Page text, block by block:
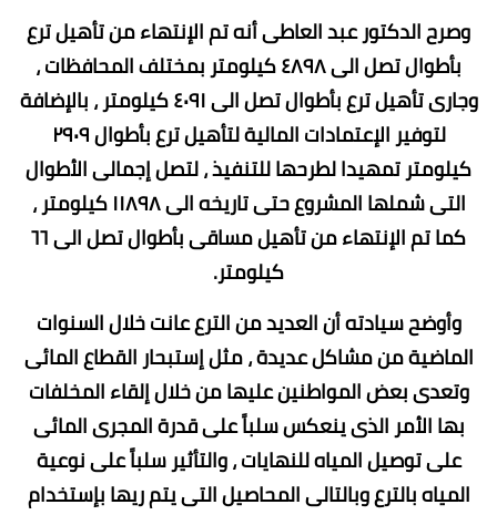
وصرح الدكتور عبد العاطى أنه تم الإنتهاء من تأهيل ترع
بأطوال تصل الى ٤٨٩٨ كيلومتر بمختلف المحافظات ،
وجارى تأهيل ترع بأطوال تصل الى ٤٠٩١ كيلومتر ، بالإضافة
لتوفير الإعتمادات المالية لتأهيل ترع بأطوال ٢٩٠٩
كيلومتر تمهيدا لطرحها للتنفيذ ، لتصل إجمالى الأطوال
التى شملها المشروع حتى تاريخه الى ١١٨٩٨ كيلومتر ،
كما تم الإنتهاء من تأهيل مساقى بأطوال تصل الى ٦٦
كيلومتر.
وأوضح سيادته أن العديد من الترع عانت خلال السنوات
الماضية من مشاكل عديدة ، مثل إستبحار القطاع المائى
وتعدى بعض المواطنين عليها من خلال إلقاء المخلفات
بها الأمر الذى ينعكس سلباً على قدرة المجرى المائى
على توصيل المياه للنهايات ، والتأثير سلباً على نوعية
المياه بالترع وبالتالى المحاصيل التى يتم ريها بإستخدام